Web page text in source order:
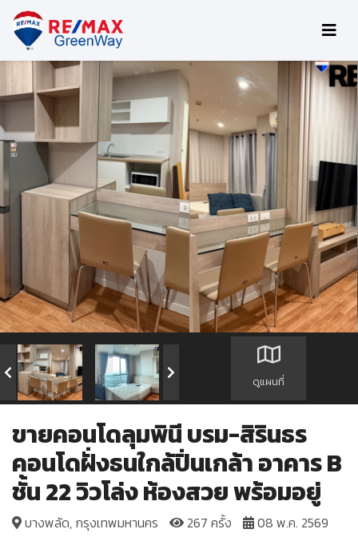
ดูแผนที่
ขายคอนโดลุมพินี บรม-สิรินธร
คอนโดฝั่งธนใกล้ปิ่นเกล้า อาคาร B
ชั้น 22 วิวโล่ง ห้องสวย พร้อมอยู่
บางพลัด, กรุงเทพมหานคร 267 ครั้ง
08 พ.ค. 2569